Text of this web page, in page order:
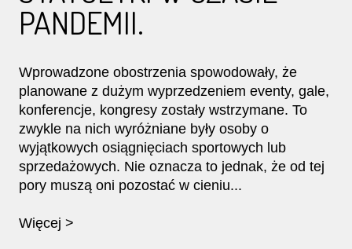
PANDEMII.
Wprowadzone obostrzenia spowodowały, że
planowane z dużym wyprzedzeniem eventy, gale,
konferencje, kongresy zostały wstrzymane. To
zwykle na nich wyróżniane były osoby o
wyjątkowych osiągnięciach sportowych lub
sprzedażowych. Nie oznacza to jednak, że od tej
pory muszą oni pozostać w cieniu...
Więcej >